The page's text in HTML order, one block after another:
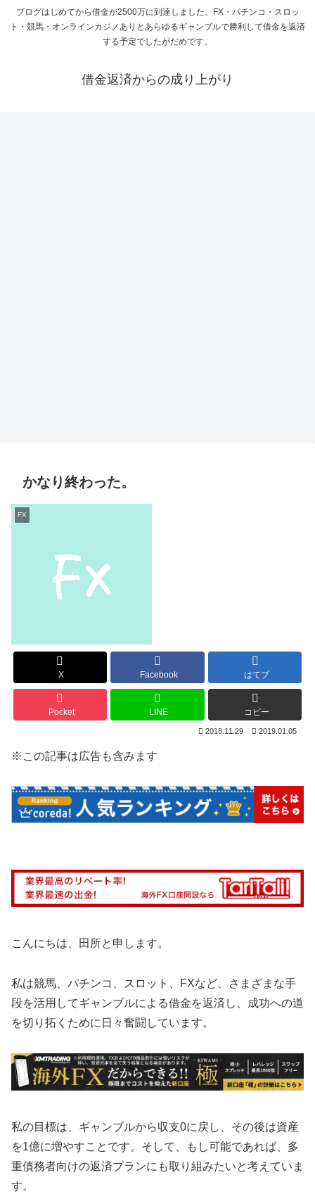
ブログはじめてから借金が2500万に到達しました。FX・パチンコ・スロッ
ト・競馬・オンラインカジノありとあらゆるギャンブルで勝利して借金を返済
する予定でしたがだめです。
借金返済からの成り上がり
かなり終わった。
FX
X Facebook はてブ
Pocket LINE コピー
2018.11.29 2019.01.05
※この記事は広告も含みます
こんにちは、田所と申します。
私は競馬、パチンコ、スロット、FXなど、さまざまな手
段を活用してギャンブルによる借金を返済し、成功への道
を切り拓くために日々奮闘しています。
私の目標は、ギャンブルから収支0に戻し、その後は資産
を1億に増やすことです。そして、もし可能であれば、多
重債務者向けの返済プランにも取り組みたいと考えていま
す。